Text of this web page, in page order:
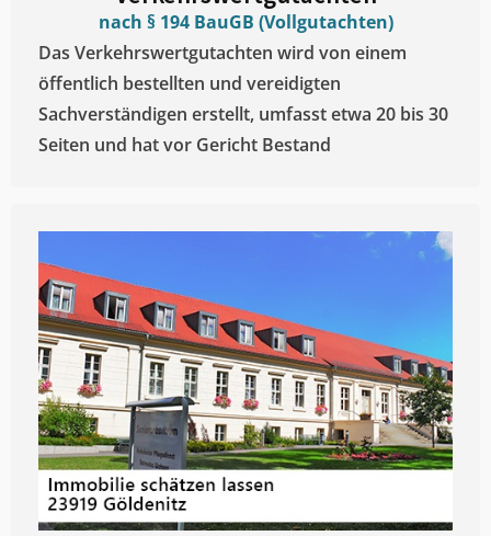
nach § 194 BauGB (Vollgutachten)
Das Verkehrswertgutachten wird von einem
öffentlich bestellten und vereidigten
Sachverständigen erstellt, umfasst etwa 20 bis 30
Seiten und hat vor Gericht Bestand